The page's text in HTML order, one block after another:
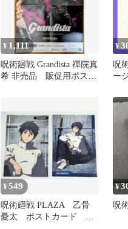
¥ 1,111
呪術廻戦 Grandista 禪院真
希 非売品 販促用ポスタ
¥
呪
ー
¥549
呪術廻戦 PLAZA 乙骨
憂太 ポストカード ロ
¥
呪